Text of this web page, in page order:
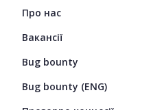
Про нас
Вакансії
Bug bounty
Bug bounty (ENG)